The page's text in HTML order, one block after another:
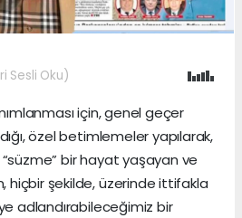
Sesli Oku)
için, genel geçer
özel betimlemeler yapılarak,
bir hayat yaşayan ve
hiçbir şekilde, üzerinde ittifakla
adlandırabileceğimiz bir